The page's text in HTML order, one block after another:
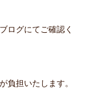
ログにてご確認く
負担いたします。